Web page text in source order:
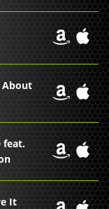
About
feat.
It